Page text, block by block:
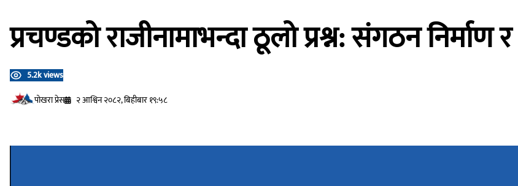
प्रचण्डको राजीनामाभन्दा ठूलो प्रश्न: संगठन निर्माण
5.2k views
प‍ोखरा प्रेस
२ आश्विन २०८२, बिहीबार १९:५८